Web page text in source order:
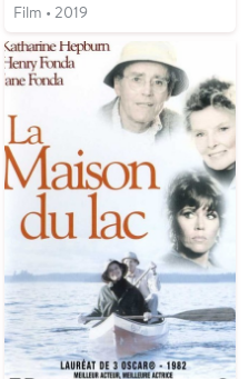
Film • 2019